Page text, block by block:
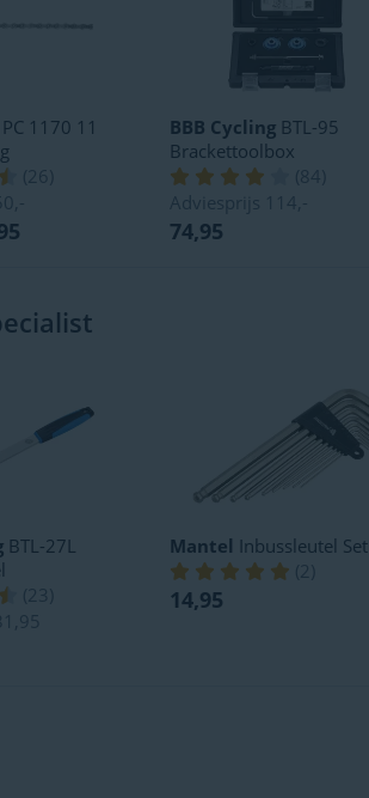
1170 11
( 26
BBB Cycling BTL-95
Brackettoolbox
(84
Adviesprijs
114,-
74,95
BTL-27L
(23
Mantel Inbussleutel Set
(2
14,95